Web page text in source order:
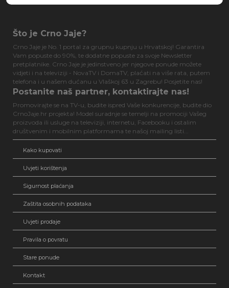
Što je Crno Jaje?
Crno Jaje je No. 1 portal za grupnu kupnju u Hrvatskoj! Garantira
Vam popuste do 90%, te dodatne popuste za svoje Newsletter
pretplatnike. Crno Jaje je jedinstveno jer njegove ponude možete
vidjeti i na televiziji - NovaTV i DomaTV, plaćati na više rata, putem
telefona i u našem dućanu u Vlaškoj 63 u Zagrebu! Posjetite nas!
Postanite naš partner, kontaktirajte nas!
Promovirajte se na TV-u, budite ispred Vaše konkurencije, budite dio
CrnoJaje.hr projekta! Model suradnje se temelji na promociji Vašeg
proizvoda ili usluge na televiziji, internetu, Facebooku i ostalim
društvenim i mobilnim platformama te našoj mailing listi...
Kako kupovati
Uvjeti korištenja
Sigurnost plaćanja
Zaštita osobnih podataka
Uvjeti prodaje
Pravila o povratu
Stare ponude
Kontakt